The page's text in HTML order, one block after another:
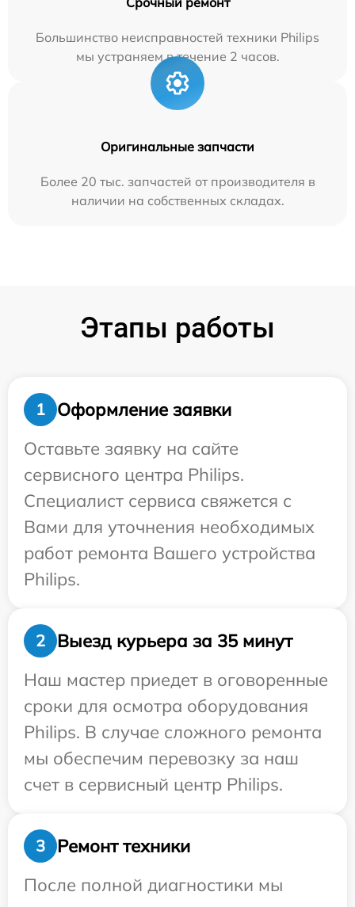
Большинство неисправностей техники Philips
мы устраняем в течение 2 часов.
Оригинальные запчасти
Более 20 тыс. запчастей от производителя в
наличии на собственных складах.
Этапы работы
1
Оформление заявки
Оставьте заявку на сайте
сервисного центра Philips.
Специалист сервиса свяжется с
Вами для уточнения необходимых
работ ремонта Вашего устройства
Philips.
2
Выезд курьера за 35 минут
Наш мастер приедет в оговоренные
сроки для осмотра оборудования
Philips. В случае сложного ремонта
мы обеспечим перевозку за наш
счет в сервисный центр Philips.
3
Ремонт техники
После полной диагностики мы